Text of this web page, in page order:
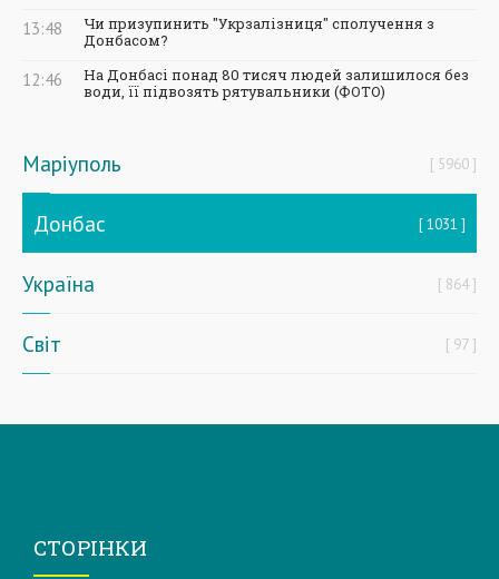
13:48
Чи призупинить "Укрзалізниця" сполучення з
Донбасом?
12:46
На Донбасі понад 80 тисяч людей залишилося без
води, її підвозять рятувальники (ФОТО)
Маріуполь 5960
Донбас 1031
Україна 864
Світ 97
СТОРІНКИ